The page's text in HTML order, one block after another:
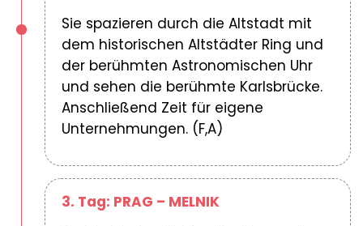
Sie spazieren durch die Altstadt mit
dem historischen Altstädter Ring und
der berühmten Astronomischen Uhr
und sehen die berühmte Karlsbrücke.
Anschließend Zeit für eigene
Unternehmungen. (F,A)
3. Tag: PRAG – MELNIK